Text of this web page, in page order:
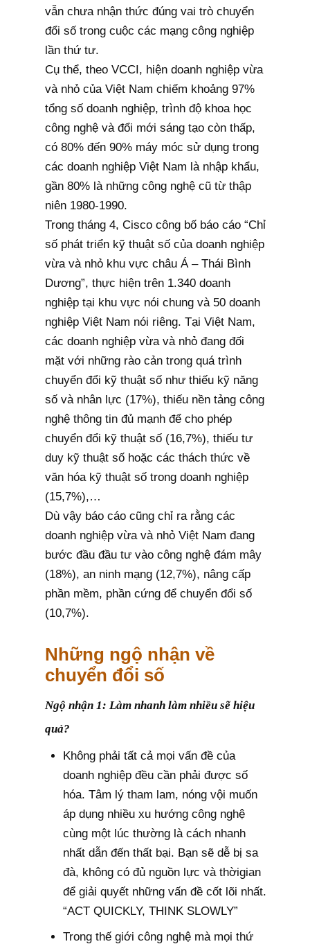
vẫn chưa nhận thức đúng vai trò chuyển
đổi số trong cuộc các mạng công nghiệp
lần thứ tư.
Cụ thể, theo VCCI, hiện doanh nghiệp vừa
và nhỏ của Việt Nam chiếm khoảng 97%
tổng số doanh nghiệp, trình độ khoa học
công nghệ và đổi mới sáng tạo còn thấp,
có 80% đến 90% máy móc sử dụng trong
các doanh nghiệp Việt Nam là nhập khẩu,
gần 80% là những công nghệ cũ từ thập
niên 1980-1990.
Trong tháng 4, Cisco công bố báo cáo “Chỉ
số phát triển kỹ thuật số của doanh nghiệp
vừa và nhỏ khu vực châu Á – Thái Bình
Dương”, thực hiện trên 1.340 doanh
nghiệp tại khu vực nói chung và 50 doanh
nghiệp Việt Nam nói riêng. Tại Việt Nam,
các doanh nghiệp vừa và nhỏ đang đối
mặt với những rào cản trong quá trình
chuyển đổi kỹ thuật số như thiếu kỹ năng
số và nhân lực (17%), thiếu nền tảng công
nghệ thông tin đủ mạnh để cho phép
chuyển đổi kỹ thuật số (16,7%), thiếu tư
duy kỹ thuật số hoặc các thách thức về
văn hóa kỹ thuật số trong doanh nghiệp
(15,7%),…
Dù vậy báo cáo cũng chỉ ra rằng các
doanh nghiệp vừa và nhỏ Việt Nam đang
bước đầu đầu tư vào công nghệ đám mây
(18%), an ninh mạng (12,7%), nâng cấp
phần mềm, phần cứng để chuyển đổi số
(10,7%).
Những ngộ nhận về
chuyển đổi số
Ngộ nhận 1: Làm nhanh làm nhiều sẽ hiệu
quả?
Không phải tất cả mọi vấn đề của
doanh nghiệp đều cần phải được số
hóa. Tâm lý tham lam, nóng vội muốn
áp dụng nhiều xu hướng công nghệ
cùng một lúc thường là cách nhanh
nhất dẫn đến thất bại. Bạn sẽ dễ bị sa
đà, không có đủ nguồn lực và thờigian
để giải quyết những vấn đề cốt lõi nhất.
“ACT QUICKLY, THINK SLOWLY”
Trong thế giới công nghệ mà mọi thứ